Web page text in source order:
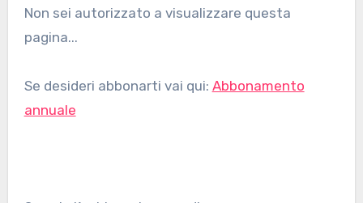
Non sei autorizzato a visualizzare questa
pagina...
Se desideri abbonarti vai qui: Abbonamento
annuale